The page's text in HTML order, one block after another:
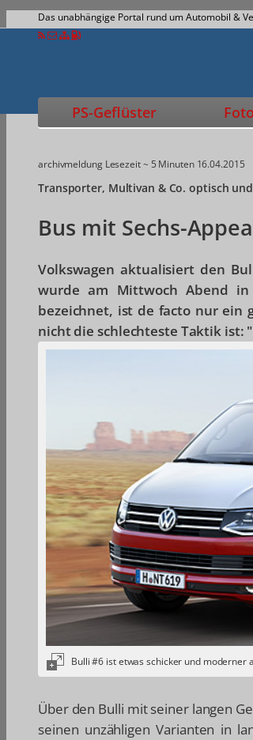
Das unabhängige Portal rund um Automobil &
PS-Geflüster
archivmeldung Lesezeit ~ 5 Minuten 16.04.2015
Transporter, Multivan & Co. optisch
Bus mit Sechs-
Volkswagen aktualisiert den
wurde am Mittwoch Abend in
bezeichnet, ist de facto nur ein
nicht die schlechteste Taktik ist:
Bulli #6 ist etwas schicker und moderner
Über den Bulli mit seiner langen
seinen unzähligen Varianten in